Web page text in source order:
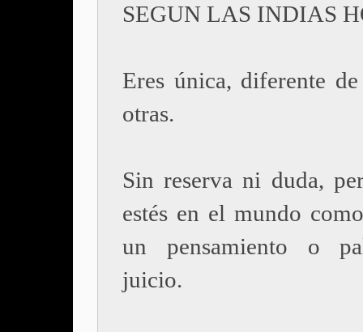
SEGUN LAS INDIAS
Eres única, diferente
otras.
Sin reserva ni duda,
estés en el mundo
un pensamiento o
juicio.